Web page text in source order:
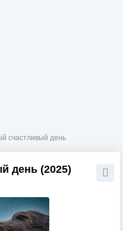
счастливый день
день (2025)